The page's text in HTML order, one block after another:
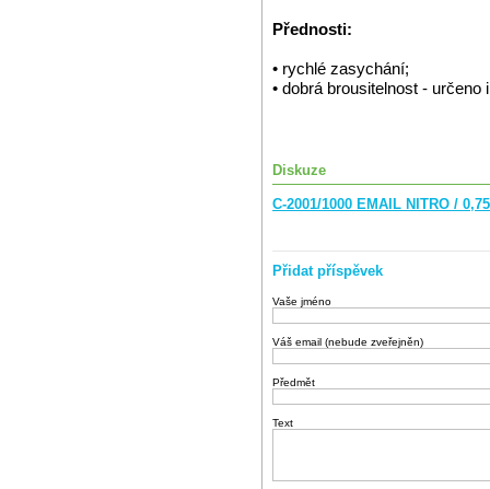
Přednosti:
• rychlé zasychání;
• dobrá brousitelnost - určeno
Diskuze
C-2001/1000 EMAIL NITRO /
Přidat příspěvek
Vaše jméno
Váš email (nebude zveřejněn)
Předmět
Text